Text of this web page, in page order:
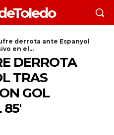
derrota ante Espanyol
en el...
DERROTA
TRAS
GOL